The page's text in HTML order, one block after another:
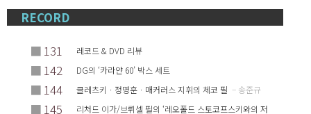
RECORD
■ 131 레코드 & DVD 리뷰
■ 142 DG의 ‘카라얀 60’ 박스 세트
■ 144 클레츠키ㆍ정명훈ㆍ매커러스 지휘의 체코 필 – 송준규
■ 145
리처드 이가/브뤼셀 필의 ‘레오폴드 스토코프스키와의 저